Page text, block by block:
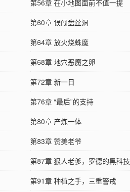
第56章 在小地图面前不值一提
第60章 误闯盘丝洞
第64章 放火烧蛛魔
第68章 地穴恶魔之卵
第72章 新一日
第76章 “最后”的支持
第80章 产炼一体
第83章 赞美老爷
第87章 狠人老爹，罗德的黑科技
第91章 种植之手，三重警戒